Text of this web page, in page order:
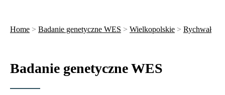
Home > Badanie genetyczne WES > Wielkopolskie > Rychwał
Badanie genetyczne WES